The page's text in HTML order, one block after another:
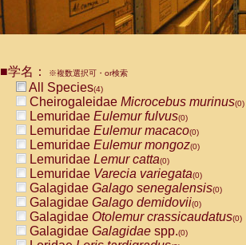
■学名： ※複数選択可・or検索
All Species(4)
Cheirogaleidae Microcebus murinus(0)
Lemuridae Eulemur fulvus(0)
Lemuridae Eulemur macaco(0)
Lemuridae Eulemur mongoz(0)
Lemuridae Lemur catta(0)
Lemuridae Varecia variegata(0)
Galagidae Galago senegalensis(0)
Galagidae Galago demidovii(0)
Galagidae Otolemur crassicaudatus(0)
Galagidae Galagidae spp.(0)